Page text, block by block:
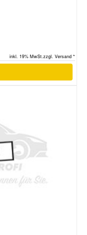
inkl. 19% MwSt.zzgl. Versand *